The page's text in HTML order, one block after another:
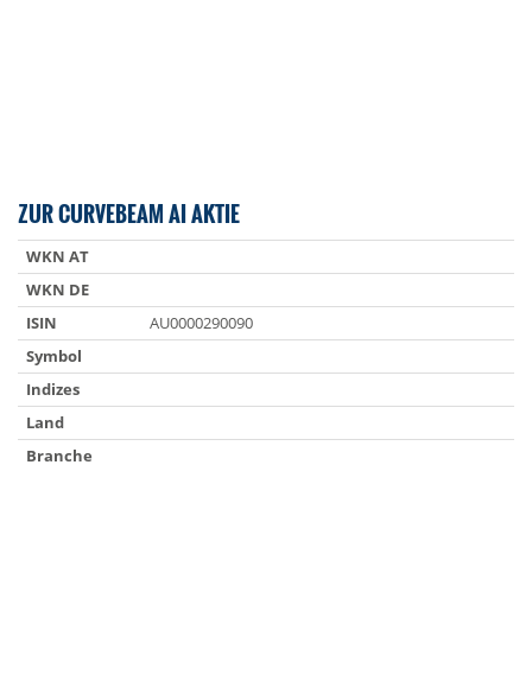
ZUR CURVEBEAM AI AKTIE
WKN AT
WKN DE
ISIN
AU0000290090
Symbol
Indizes
Land
Branche